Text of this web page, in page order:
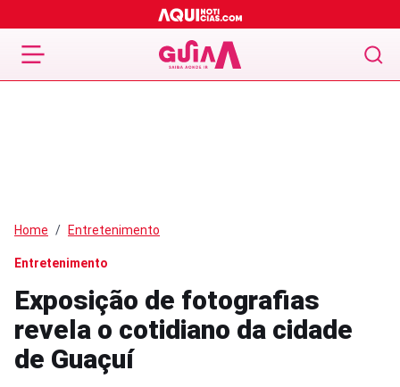
Home Entretenimento
Entretenimento
Exposição de fotografias
revela o cotidiano da cidade
de Guaçuí